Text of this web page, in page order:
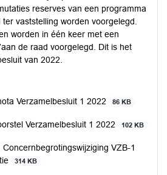
reserves van een programma
vaststelling worden voorgelegd.
worden in één keer met een
de raad voorgelegd. Dit is het
van 2022.
Verzamelbesluit 1 2022
86 KB
Verzamelbesluit 1 2022 102 KB
Concernbegrotingswijziging VZB-1
314 KB